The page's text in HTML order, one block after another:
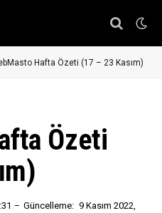
Hafta Özeti (17 – 23 Kasım)
Özeti
Güncelleme: 9 Kasım 2022,